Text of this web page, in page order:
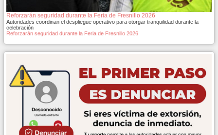
Reforzarán seguridad durante la Feria de Fresnillo 2026
Autoridades coordinan el despliegue operativo para otorgar tranquilidad durante la
celebración
Reforzarán seguridad durante la Feria de Fresnillo 2026